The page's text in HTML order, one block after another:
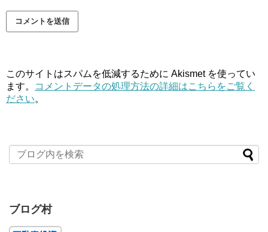
このサイトはスパムを低減するために Akismet を使ってい
ます。
コメントデータの処理方法の詳細はこちらをご覧く
ださい。
ブログ村